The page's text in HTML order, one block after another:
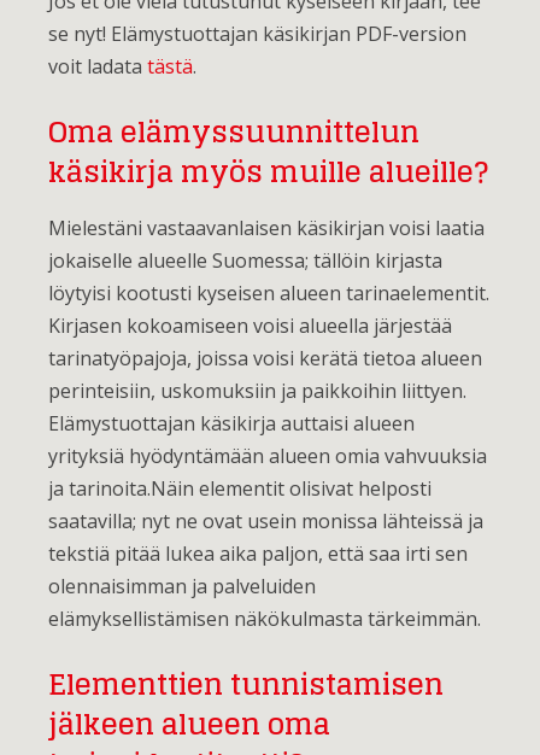
se nyt! Elämystuottajan käsikirjan PDF-version
voit ladata tästä.
Oma elämyssuunnittelun
käsikirja myös muille alueille?
Mielestäni vastaavanlaisen käsikirjan voisi laatia
jokaiselle alueelle Suomessa; tällöin kirjasta
löytyisi kootusti kyseisen alueen tarinaelementit.
Kirjasen kokoamiseen voisi alueella järjestää
tarinatyöpajoja, joissa voisi kerätä tietoa alueen
perinteisiin, uskomuksiin ja paikkoihin liittyen.
Elämystuottajan käsikirja auttaisi alueen
yrityksiä hyödyntämään alueen omia vahvuuksia
ja tarinoita.Näin elementit olisivat helposti
saatavilla; nyt ne ovat usein monissa lähteissä ja
tekstiä pitää lukea aika paljon, että saa irti sen
olennaisimman ja palveluiden
elämyksellistämisen näkökulmasta tärkeimmän.
Elementtien tunnistamisen
jälkeen alueen oma